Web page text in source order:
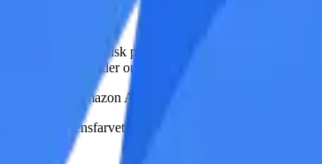
omdanne et statisk produktbillede til en roterende
fysisk under online shopping.
Amazon A+-indhold, JD.com-
(eller ensfarvet baggrund), og AI genererer